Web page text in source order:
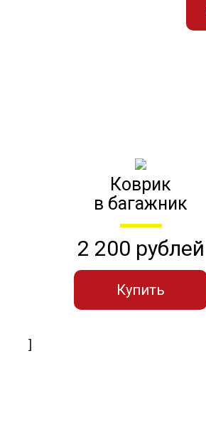
Коврик
в багажник
2 200 рублей
Купить
]